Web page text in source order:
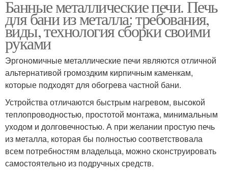
Банные металлические печи. Печь
для бани из металла: требования,
виды, технология сборки своими
руками
Эргономичные металлические печи являются отличной
альтернативой громоздким кирпичным каменкам,
которые подходят для обогрева частной бани.
Устройства отличаются быстрым нагревом, высокой
теплопроводностью, простотой монтажа, минимальным
уходом и долговечностью. А при желании простую печь
из металла, которая бы полностью соответствовала
всем потребностям владельца, можно сконструировать
самостоятельно из подручных средств.